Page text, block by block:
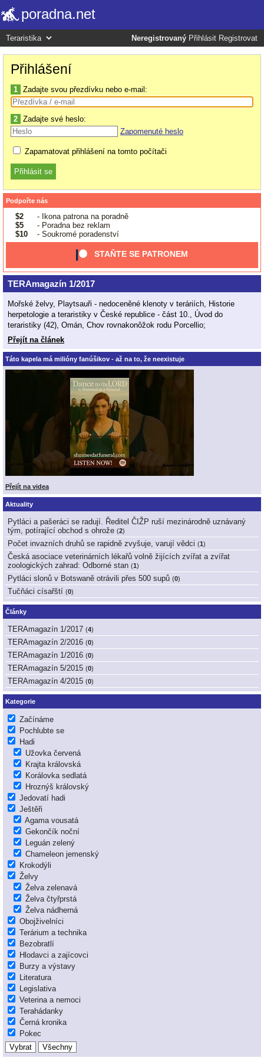
poradna.net
Neregistrovaný Přihlásit Registrovat
Přihlášení
1 Zadajte svou přezdívku nebo e-mail:
2 Zadajte své heslo:
Zapomenuté heslo
Zapamatovat přihlášení na tomto počítači
Podpořte nás
$2
- Ikona patrona na poradně
$5
- Poradna bez reklam
$10
- Soukromé poradenství
STAŇTE SE PATRONEM
TERAmagazín 1/2017
Mořské želvy, Playtsauři - nedoceněné klenoty v teráriích, Historie
herpetologie a teraristiky v České republice - část 10., Úvod do
teraristiky (42), Omán, Chov rovnakonôžok rodu Porcellio;
Přejít na článek
Táto kapela má milióny fanúšikov - až na to, že neexistuje
Přejít na videa
Aktuality
Pytláci a pašeráci se radují. Ředitel ČIŽP ruší mezinárodně uznávaný
tým, potírající obchod s ohrože (2)
Počet invazních druhů se rapidně zvyšuje, varují vědci (1)
Česká asociace veterinárních lékařů volně žijících zvířat a zvířat
zoologických zahrad: Odborné stan (1)
Pytláci slonů v Botswaně otrávili přes 500 supů (0)
Tučňáci císařští (0)
Články
TERAmagazín 1/2017 (4)
TERAmagazín 2/2016 (0)
TERAmagazín 1/2016 (0)
TERAmagazín 5/2015 (0)
TERAmagazín 4/2015 (0)
Kategorie
Začínáme
Pochlubte se
Hadi
Užovka červená
Krajta královská
Korálovka sedlatá
Hroznýš královský
Jedovatí hadi
Ještěři
Agama vousatá
Gekončík noční
Leguán zelený
Chameleon jemenský
Krokodýli
Želvy
Želva zelenavá
Želva čtyřprstá
Želva nádherná
Obojživelníci
Terárium a technika
Bezobratlí
Hlodavci a zajícovci
Burzy a výstavy
Literatura
Legislativa
Veterina a nemoci
Terahádanky
Černá kronika
Pokec